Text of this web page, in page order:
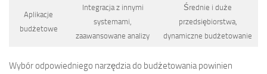
Aplikacje
budżetowe
Integracja z innymi
systemami,
zaawansowane analizy
Średnie i duże
przedsiębiorstwa,
dynamiczne budżetowanie
Wybór odpowiedniego narzędzia do budżetowania powinien